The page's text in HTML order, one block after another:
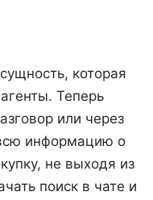
которая
Теперь
или через
информацию о
не выходя из
поиск в чате и